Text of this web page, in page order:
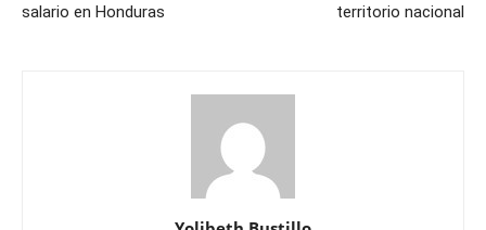
salario en Honduras
territorio nacional